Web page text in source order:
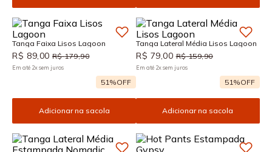
Tanga Faixa Lisos Lagoon
R$ 89,00 R$ 179,90
Em até 2xsem juros
51%OFF
Adicionar na sacola
Tanga Lateral Média Lisos Lagoon
R$ 79,00 R$ 159,90
Em até 2xsem juros
51%OFF
Adicionar na sacola